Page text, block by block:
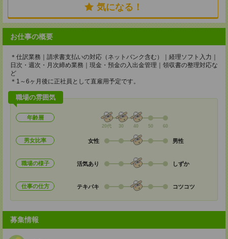
気になる！
お仕事の概要
＊仕訳業務｜請求書支払いの対応（ネットバンク含む）｜経理ソフト入力｜
日次・週次・月次締め業務｜現金・預金の入出金管理｜領収書の整理対応な
ど
＊1～6ヶ月後に正社員として直雇用予定です。
職場の雰囲気
年齢層
20代 30 40 50 60
男女比率 女性 男性
職場の様子 活気あり しずか
仕事の仕方 テキパキ コツコツ
募集情報